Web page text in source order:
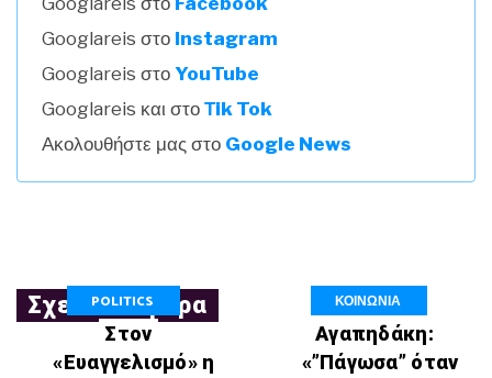
Googlareis στο Instagram
Googlareis στο YouTube
Googlareis και στο Τik Tok
Ακολουθήστε μας στο Google News
Σχετικά Άρθρα
POLITICS
Στον
«Ευαγγελισμό» η
ΚΟΙΝΩΝΙΑ
Αγαπηδάκη:
«”Πάγωσα” όταν